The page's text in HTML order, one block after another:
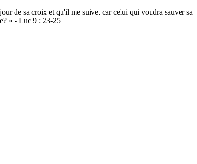
de sa croix et qu'il me suive, car celui qui voudra sauver sa
» - Luc 9 : 23-25